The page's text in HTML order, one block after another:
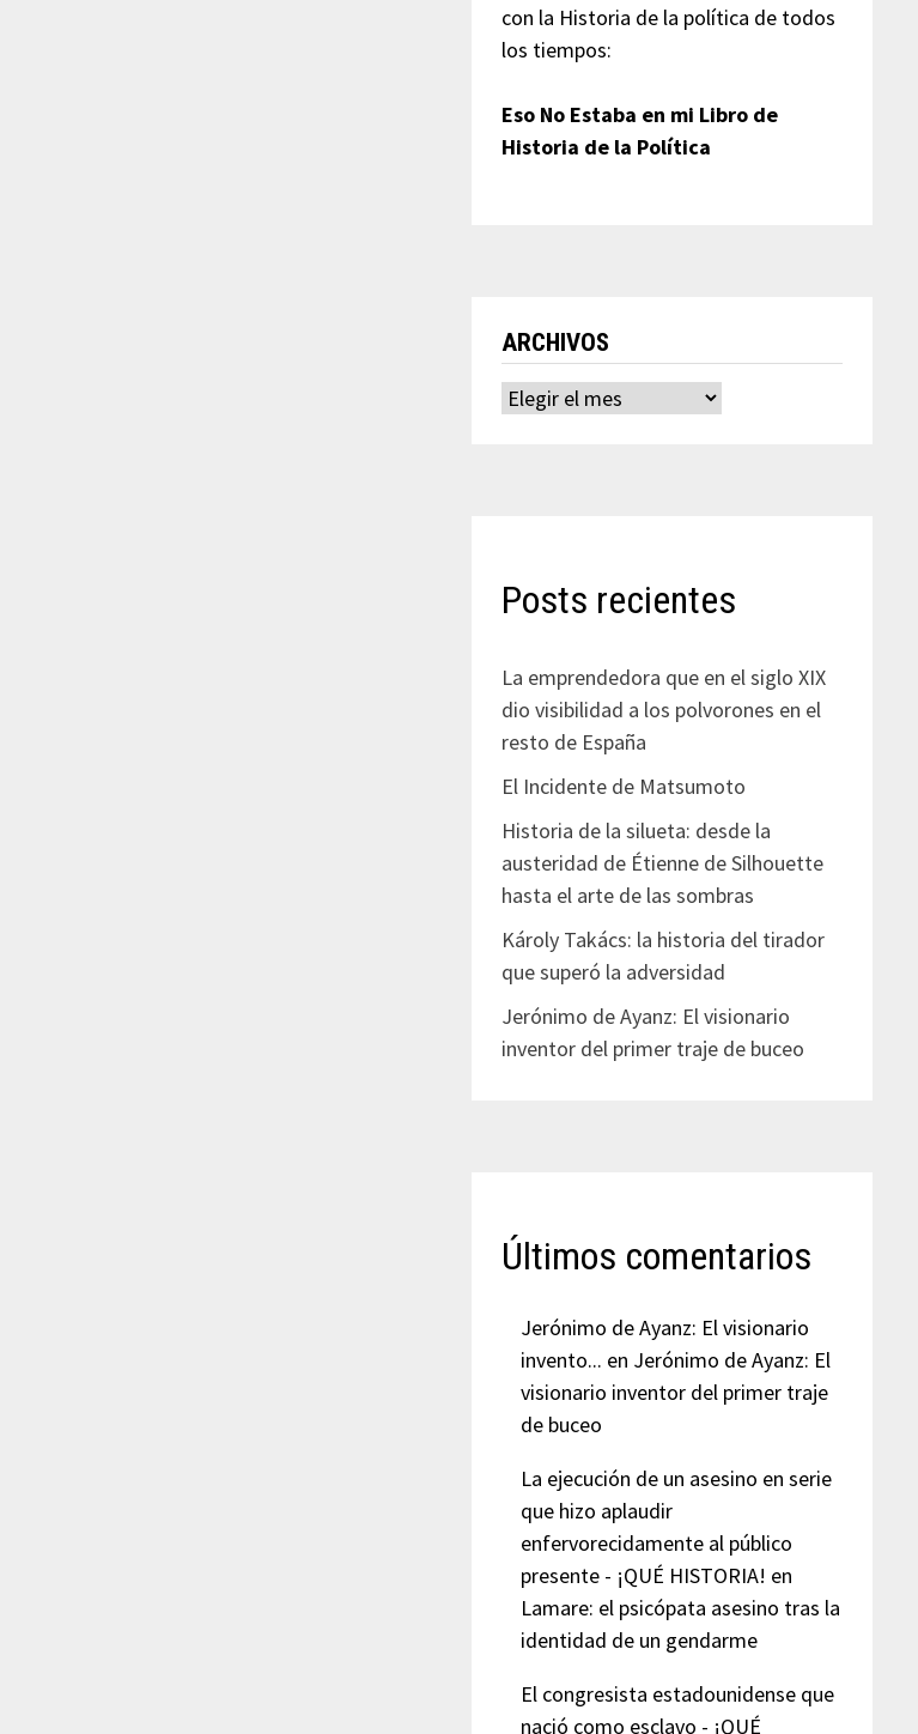
con la Historia de la política de todos
los tiempos:
Eso No Estaba en mi Libro de
Historia de la Política
ARCHIVOS
Archivos
Posts recientes
La emprendedora que en el siglo XIX
dio visibilidad a los polvorones en el
resto de España
El Incidente de Matsumoto
Historia de la silueta: desde la
austeridad de Étienne de Silhouette
hasta el arte de las sombras
Károly Takács: la historia del tirador
que superó la adversidad
Jerónimo de Ayanz: El visionario
inventor del primer traje de buceo
Últimos comentarios
Jerónimo de Ayanz: El visionario
invento... en Jerónimo de Ayanz: El
visionario inventor del primer traje
de buceo
La ejecución de un asesino en serie
que hizo aplaudir
enfervorecidamente al público
presente - ¡QUÉ HISTORIA! en
Lamare: el psicópata asesino tras la
identidad de un gendarme
El congresista estadounidense que
nació como esclavo - ¡QUÉ